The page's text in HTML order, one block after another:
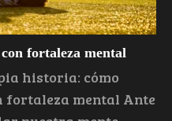
fortaleza mental
historia: cómo
fortaleza mental Ante